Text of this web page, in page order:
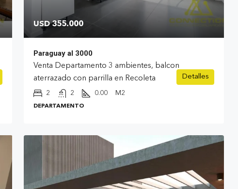
USD 355.000
Paraguay al 3000
Venta Departamento 3 ambientes, balcon
aterrazado con parrilla en Recoleta
2 2 0.00 M2
DEPARTAMENTO
Detalles